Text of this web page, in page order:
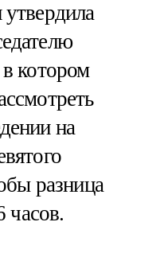
котором
на
разница
часов.